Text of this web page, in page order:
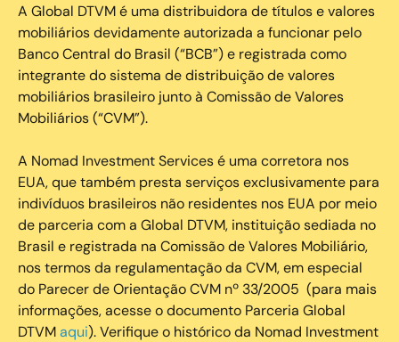
A Global DTVM é uma distribuidora de títulos e valores
mobiliários devidamente autorizada a funcionar pelo
Banco Central do Brasil (“BCB”) e registrada como
integrante do sistema de distribuição de valores
mobiliários brasileiro junto à Comissão de Valores
Mobiliários (“CVM”).
‍A Nomad Investment Services é uma corretora nos
EUA, que também presta serviços exclusivamente para
indivíduos brasileiros não residentes nos EUA por meio
de parceria com a Global DTVM, instituição sediada no
Brasil e registrada na Comissão de Valores Mobiliário,
nos termos da regulamentação da CVM, em especial
do Parecer de Orientação CVM nº 33/2005 (para mais
informações, acesse o documento Parceria Global
DTVMaqui). Verifique o histórico da Nomad Investment